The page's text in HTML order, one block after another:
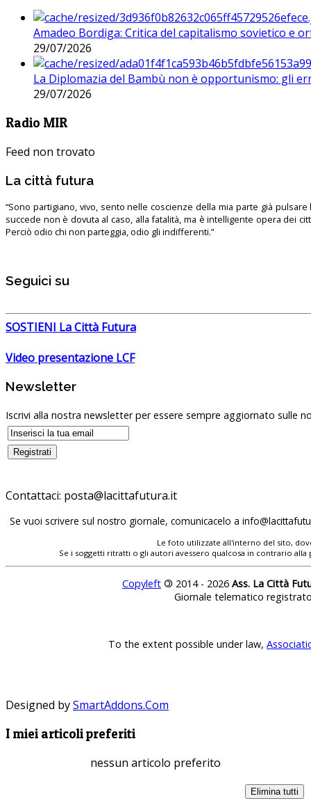
Amadeo Bordiga: Critica del capitalismo sovietico e
29/07/2026
La Diplomazia del Bambù non è opportunismo: gli
29/07/2026
Radio MIR
Feed non trovato
La città futura
“Sono partigiano, vivo, sento nelle coscienze della mia parte già pulsare
succede non è dovuta al caso, alla fatalità, ma è intelligente opera dei
Perciò odio chi non parteggia, odio gli indifferenti.”
Seguici su
SOSTIENI La Città Futura
Video presentazione LCF
Newsletter
Iscrivi alla nostra newsletter per essere sempre aggiornato sulle
Contattaci:
Se vuoi scrivere sul nostro giornale, comunicacelo a
Le foto utilizzate all'interno del sito,
Se i soggetti ritratti o gli autori avessero qualcosa in contrario
Copyleft © 2014 - 2026 Ass. La Città
Giornale telematico
To the extent possible under law,
Designed bySmartAddons.Com
I miei articoli preferiti
nessun articolo preferito